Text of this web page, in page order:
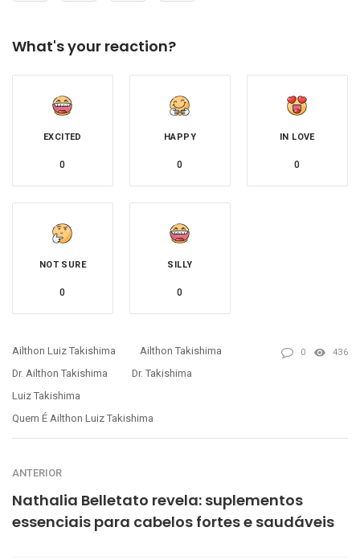
What's your reaction?
EXCITED
0
HAPPY
0
IN LOVE
0
NOT SURE
0
SILLY
0
Ailthon Luiz Takishima
Ailthon Takishima
Dr. Ailthon Takishima
Dr. Takishima
Luiz Takishima
Quem É Ailthon Luiz Takishima
0 436
ANTERIOR
Nathalia Belletato revela: suplementos
essenciais para cabelos fortes e saudáveis